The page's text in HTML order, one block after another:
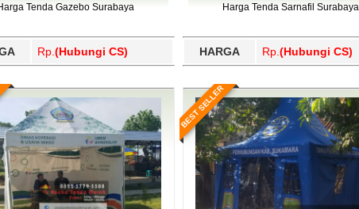
Tenda Gazebo Surabaya
Rp. (Hubungi CS)
Harga Tenda Sarnafil Surabaya
HARGA Rp. (Hubungi CS)
BEST SELLER